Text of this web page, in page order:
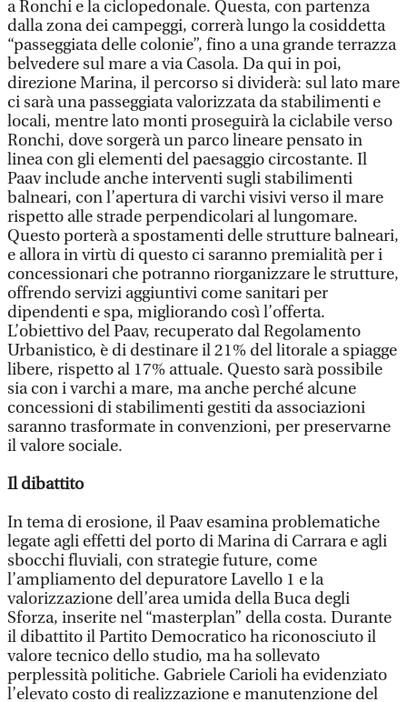
a Ronchi e la ciclopedonale. Questa, con partenza
dalla zona dei campeggi, correrà lungo la cosiddetta
“passeggiata delle colonie”, fino a una grande terrazza
belvedere sul mare a via Casola. Da qui in poi,
direzione Marina, il percorso si dividerà: sul lato mare
ci sarà una passeggiata valorizzata da stabilimenti e
locali, mentre lato monti proseguirà la ciclabile verso
Ronchi, dove sorgerà un parco lineare pensato in
linea con gli elementi del paesaggio circostante. Il
Paav include anche interventi sugli stabilimenti
balneari, con l’apertura di varchi visivi verso il mare
rispetto alle strade perpendicolari al lungomare.
Questo porterà a spostamenti delle strutture balneari,
e allora in virtù di questo ci saranno premialità per i
concessionari che potranno riorganizzare le strutture,
offrendo servizi aggiuntivi come sanitari per
dipendenti e spa, migliorando così l’offerta.
L’obiettivo del Paav, recuperato dal Regolamento
Urbanistico, è di destinare il 21% del litorale a spiagge
libere, rispetto al 17% attuale. Questo sarà possibile
sia con i varchi a mare, ma anche perché alcune
concessioni di stabilimenti gestiti da associazioni
saranno trasformate in convenzioni, per preservarne
il valore sociale.
Il dibattito
In tema di erosione, il Paav esamina problematiche
legate agli effetti del porto di Marina di Carrara e agli
sbocchi fluviali, con strategie future, come
l’ampliamento del depuratore Lavello 1 e la
valorizzazione dell’area umida della Buca degli
Sforza, inserite nel “masterplan” della costa. Durante
il dibattito il Partito Democratico ha riconosciuto il
valore tecnico dello studio, ma ha sollevato
perplessità politiche. Gabriele Carioli ha evidenziato
l’elevato costo di realizzazione e manutenzione del